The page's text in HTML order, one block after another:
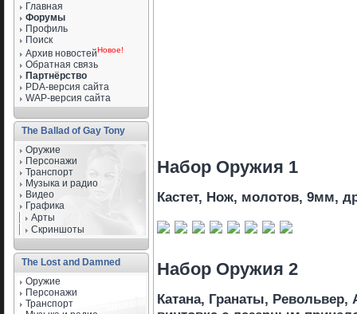
Главная
Форумы
Профиль
Поиск
Архив новостейНовое!
Обратная связь
Партнёрство
PDA-версия сайта
WAP-версия сайта
The Ballad of Gay Tony
Оружие
Персонажи
Транспорт
Музыка и радио
Видео
Графика
Арты
Скриншоты
The Lost and Damned
Оружие
Персонажи
Транспорт
Набор Оружия 1
Кастет, Нож, молотов, 9мм,
Набор Оружия 2
Катана, Гранаты,